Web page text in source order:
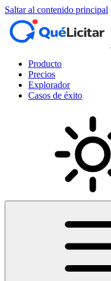
Saltar al contenido principal
Producto
Precios
Explorador
Casos de éxito